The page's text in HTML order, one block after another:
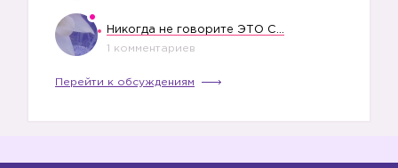
1 комментариев
Перейти к обсуждениям